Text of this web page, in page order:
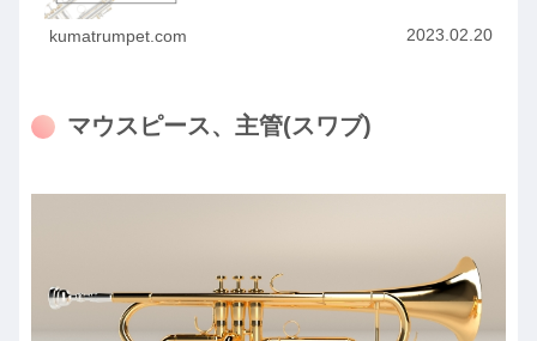
kumatrumpet.com 2023.02.20
マウスピース、主管(スワブ)